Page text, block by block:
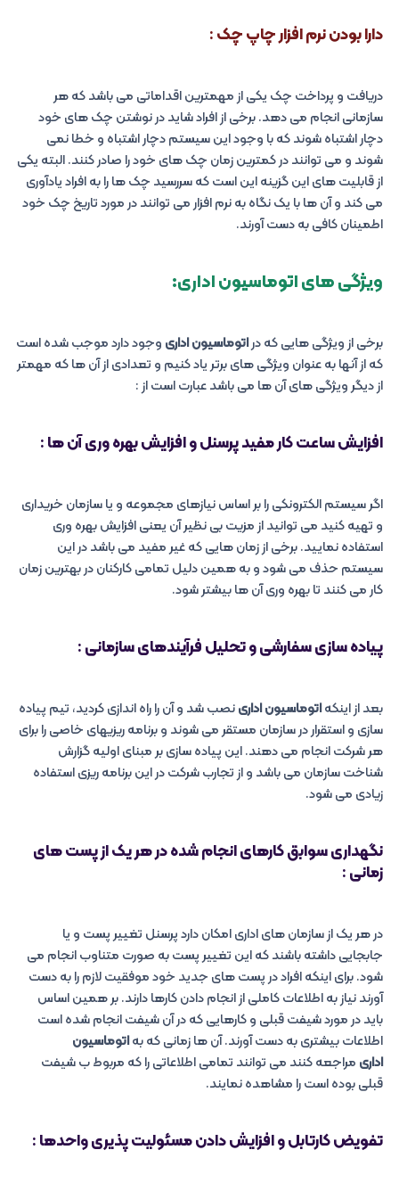
دارا بودن نرم افزار چاپ چک :
دریافت و پرداخت چک یکی از مهمترین اقداماتی می باشد که هر
سازمانی انجام می دهد. برخی از افراد شاید در نوشتن چک های خود
دچار اشتباه شوند که با وجود این سیستم دچار اشتباه و خطا نمی
شوند و می توانند در کمترین زمان چک های خود را صادر کنند. البته یکی
از قابلیت های این گزینه این است که سررسید چک ها را به افراد یادآوری
می کند و آن ها با یک نگاه به نرم افزار می توانند در مورد تاریخ چک خود
اطمینان کافی به دست آورند.
ویژگی های اتوماسیون اداری:
برخی از ویژگی هایی که دراتوماسیون اداری وجود دارد موجب شده است
که از آنها به عنوان ویژگی های برتر یاد کنیم و تعدادی از آن ها که مهمتر
از دیگر ویژگی های آن ها می باشد عبارت است از :
افزایش ساعت کار مفید پرسنل و افزایش بهره وری آن ها :
اگر سیستم الکترونکی را بر اساس نیازهای مجموعه و یا سازمان خریداری
و تهیه کنید می توانید از مزیت بی نظیر آن یعنی افزایش بهره وری
استفاده نمایید. برخی از زمان هایی که غیر مفید می باشد در این
سیستم حذف می شود و به همین دلیل تمامی کارکنان در بهترین زمان
کار می کنند تا بهره وری آن ها بیشتر شود.
پیاده سازی سفارشی و تحلیل فرآیندهای سازمانی :
بعد از اینکهاتوماسیون ادارینصب شد و آن را راه اندازی کردید، تیم پیاده
سازی و استقرار در سازمان مستقر می شوند و برنامه ریزیهای خاصی را برای
هر شرکت انجام می دهند. این پیاده سازی بر مبنای اولیه گزارش
شناخت سازمان می باشد و از تجارب شرکت در این برنامه ریزی استفاده
زیادی می شود.
نگهداری سوابق کارهای انجام شده در هر یک از پست های
زمانی :
در هر یک از سازمان های اداری امکان دارد پرسنل تغییر پست و یا
جابجایی داشته باشند که این تغییر پست به صورت متناوب انجام می
شود. برای اینکه افراد در پست های جدید خود موفقیت لازم را به دست
آورند نیاز به اطلاعات کاملی از انجام دادن کارها دارند. بر همین اساس
باید در مورد شیفت قبلی و کارهایی که در آن شیفت انجام شده است
اطلاعات بیشتری به دست آورند. آن ها زمانی که بهاتوماسیون
اداری مراجعه کنند می توانند تمامی اطلاعاتی را که مربوط ب شیفت
قبلی بوده است را مشاهده نمایند.
تفویض کارتابل و افزایش دادن مسئولیت پذیری واحدها :